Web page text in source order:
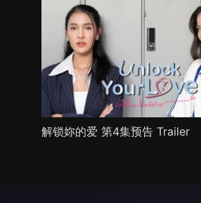
解锁妳的爱 第4集预告 Trailer